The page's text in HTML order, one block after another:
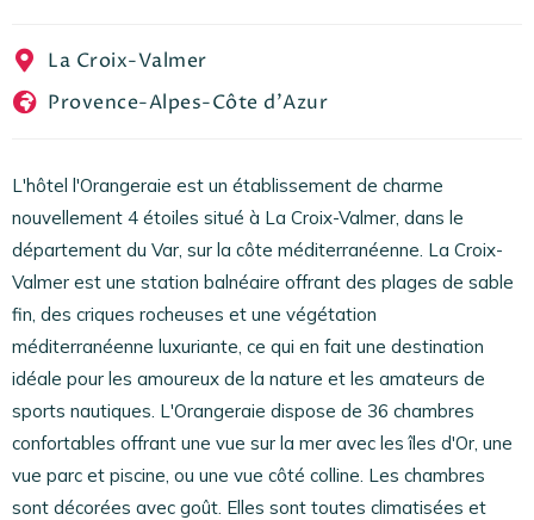
La Croix-Valmer
Provence-Alpes-Côte d'Azur
L'hôtel l'Orangeraie est un établissement de charme
nouvellement 4 étoiles situé à La Croix-Valmer, dans le
département du Var, sur la côte méditerranéenne. La Croix-
Valmer est une station balnéaire offrant des plages de sable
fin, des criques rocheuses et une végétation
méditerranéenne luxuriante, ce qui en fait une destination
idéale pour les amoureux de la nature et les amateurs de
sports nautiques. L'Orangeraie dispose de 36 chambres
confortables offrant une vue sur la mer avec les îles d'Or, une
vue parc et piscine, ou une vue côté colline. Les chambres
sont décorées avec goût. Elles sont toutes climatisées et